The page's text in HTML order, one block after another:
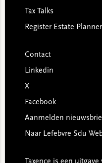
Tax Talks
Register Estate
Contact
Linkedin
X
Facebook
Aanmelden
Naar Lefebvre Sdu